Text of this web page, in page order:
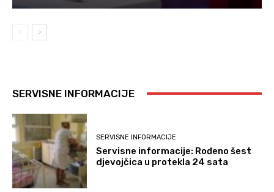
SERVISNE INFORMACIJE
SERVISNE INFORMACIJE
Servisne informacije: Rođeno šest
djevojčica u protekla 24 sata